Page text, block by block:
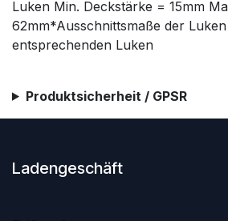
Luken Min. Deckstärke = 15mm
62mm*Ausschnittsmaße der
entsprechenden Luken
Produktsicherheit / GPSR
Ladengeschäft